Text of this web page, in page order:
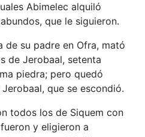
Abimelec alquiló
que le siguieron.
de su padre en Ofra, mató
de Jerobaal, setenta
piedra; pero quedó
que se escondió.
todos los de Siquem con
y eligieron a